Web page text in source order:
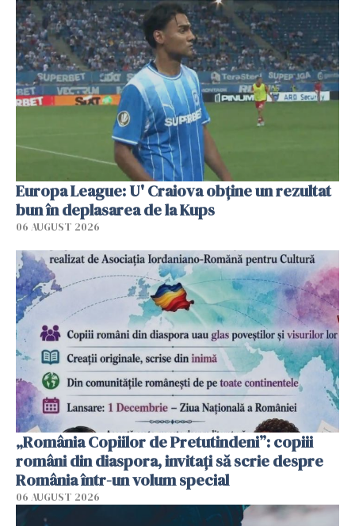
Europa League: U' Craiova obține un rezultat
bun în deplasarea de la Kups
06 AUGUST 2026
„România Copiilor de Pretutindeni”: copiii
români din diaspora, invitați să scrie despre
România într-un volum special
06 AUGUST 2026